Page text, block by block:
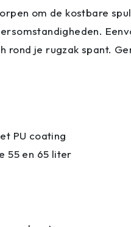
om de kostbare
rond je rugzak spant.
PU coating
55 en 65 liter